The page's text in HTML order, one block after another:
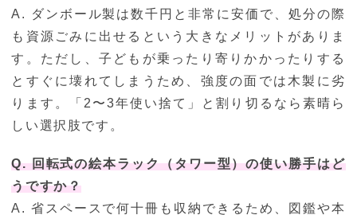
A. ダンボール製は数千円と非常に安価で、処分の際
も資源ごみに出せるという大きなメリットがありま
す。ただし、子どもが乗ったり寄りかかったりする
とすぐに壊れてしまうため、強度の面では木製に劣
ります。「2〜3年使い捨て」と割り切るなら素晴ら
しい選択肢です。
Q. 回転式の絵本ラック（タワー型）の使い勝手はど
うですか？
A. 省スペースで何十冊も収納できるため、図鑑や本